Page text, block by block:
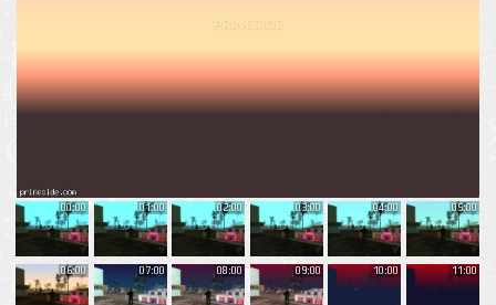
00:00 01:00 02:00 03:00 04:00 05:00
06:00 07:00 08:00 09:00 10:00 11:00